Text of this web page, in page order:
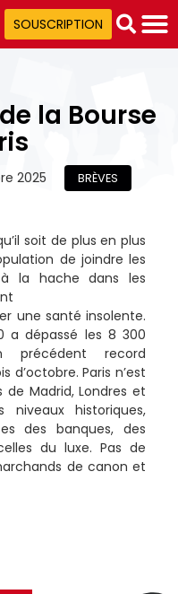
SOUSCRIPTION
la Bourse
2025 BRÈVES
soit de plus en plus
de joindre les
la hache dans les
une santé insolente.
a dépassé les 8 300
précédent record
d’octobre. Paris n’est
Madrid, Londres et
historiques,
des banques, des
du luxe. Pas de
de canon et